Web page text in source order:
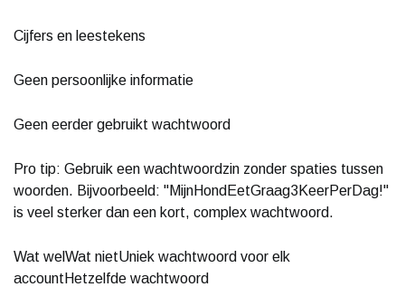
Cijfers en leestekens
Geen persoonlijke informatie
Geen eerder gebruikt wachtwoord
Pro tip: Gebruik een wachtwoordzin zonder spaties tussen
woorden. Bijvoorbeeld: "MijnHondEetGraag3KeerPerDag!"
is veel sterker dan een kort, complex wachtwoord.
Wat welWat nietUniek wachtwoord voor elk
accountHetzelfde wachtwoord